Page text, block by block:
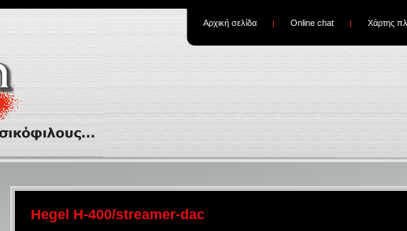
Αρχική σελίδα | Online chat | Χάρτης
Hegel H-400/streamer-dac